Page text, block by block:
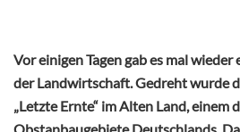
Vor einigen Tagen gab es mal
der Landwirtschaft. Gedreht wurde
„Letzte Ernte“ im Alten Land, einem